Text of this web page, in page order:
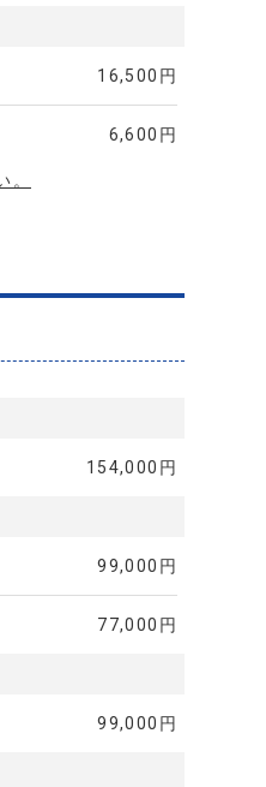
16,500円
6,600円
。
154,000円
99,000円
77,000円
99,000円